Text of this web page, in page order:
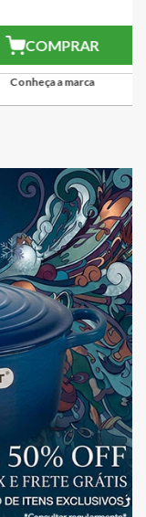
COMPRAR
Conheça a marca